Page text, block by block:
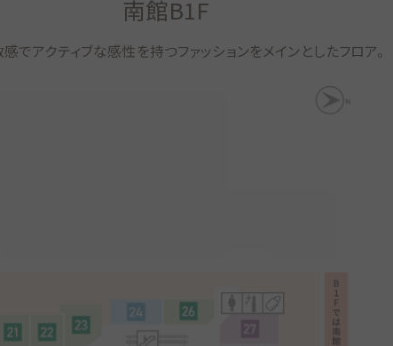
南館B1F
でアクティブな感性を持つファッションをメインとしたフロア。